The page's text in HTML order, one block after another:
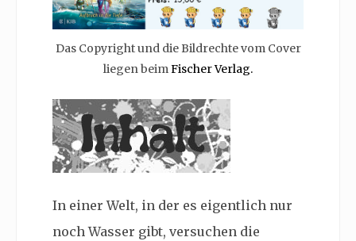
Das Copyright und die Bildrechte vom Cover
liegen beimFischer Verlag.
In einer Welt, in der es eigentlich nur
noch Wasser gibt, versuchen die